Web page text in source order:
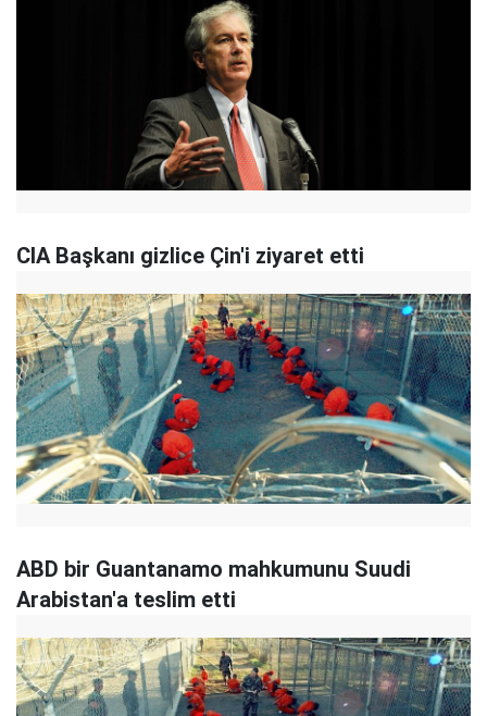
CIA Başkanı gizlice Çin'i ziyaret etti
ABD bir Guantanamo mahkumunu Suudi
Arabistan'a teslim etti